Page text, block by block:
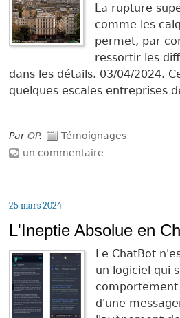
La rupture
comme les
permet, par
ressortir les
dans les détails. 03/04/2024.
quelques escales entreprises
ParOP.
Témoignages
un commentaire
25 mars 2024
L'Ineptie Absolue en
Le ChatBot
un logiciel qui
d'une